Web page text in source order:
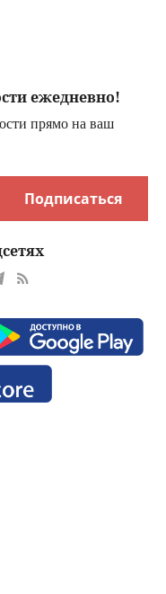
ежедневно!
прямо на ваш
Подписаться